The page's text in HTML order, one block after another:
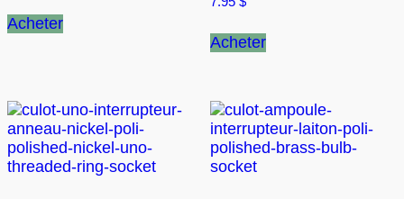
Acheterproduit
options
peuvent
être
choisies
Acheterproduit
variations.
Les
options
peuvent